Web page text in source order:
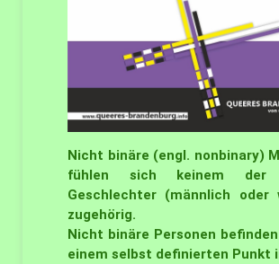
Nicht binäre (engl. nonbinary)
fühlen sich keinem der
Geschlechter (männlich oder
zugehörig.
Nicht binäre Personen
einem selbst definierten Punkt